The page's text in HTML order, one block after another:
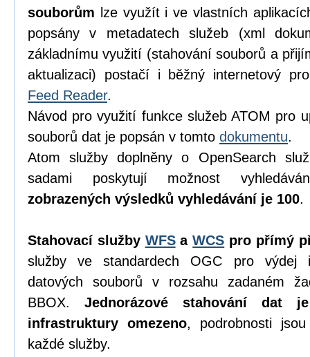
souborům lze využít i ve vlastních
popsány v metadatech služeb (xml
základnímu využití (stahování souborů a
aktualizaci) postačí i běžný internetový
Feed Reader.
Návod pro využití funkce služeb ATOM pro
souborů dat je popsán v tomto dokumentu.
Atom služby doplněny o OpenSearch
sadami poskytují možnost
zobrazených výsledků vyhledávání je 100.
Stahovací služby WFSaWCS pro přímý
služby ve standardech OGC pro výdej
datových souborů v rozsahu zadaném
BBOX. Jednorázové stahování dat
infrastruktury omezeno, podrobnosti
každé služby.